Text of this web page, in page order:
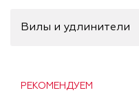
Вилы и удлинители
РЕКОМЕНДУЕМ